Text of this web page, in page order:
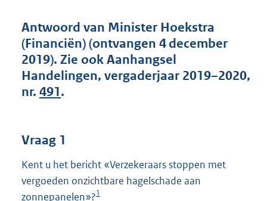
4
2
K
b
Antwoord van Minister Hoekstra
(Financiën) (ontvangen 4 december
2019). Zie ook Aanhangsel
Handelingen, vergaderjaar 2019–2020,
nr. 491.
Vraag 1
Kent u het bericht «Verzekeraars stoppen met
vergoeden onzichtbare hagelschade aan
zonnepanelen»?1